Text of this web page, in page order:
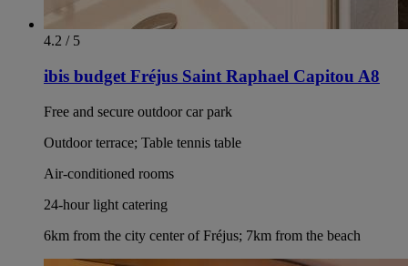
4.2 / 5
ibis budget Fréjus Saint Raphael Capitou A8
Free and secure outdoor car park
Outdoor terrace; Table tennis table
Air-conditioned rooms
24-hour light catering
6km from the city center of Fréjus; 7km from the beach